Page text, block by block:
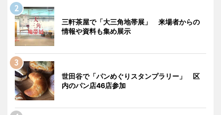
三軒茶屋で「大三角地帯展」 来場者からの
情報や資料も集め展示
世田谷で「パンめぐりスタンプラリー」 区
内のパン店46店参加